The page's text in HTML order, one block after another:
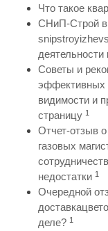
Что такое
СНиП-Строй в
деятельности
Советы и
эффективных
видимости и
страницу 1
Отчет-отзыв
газовых
недостатки 1
Очередной
деле? 1